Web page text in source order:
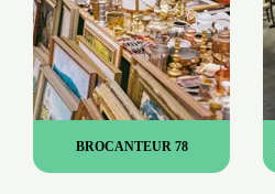
BROCANTEUR 78